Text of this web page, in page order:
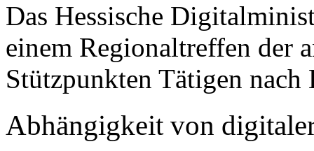
Das Hessische
einem Regionaltreffen der
Stützpunkten Tätigen nach
Abhängigkeit von